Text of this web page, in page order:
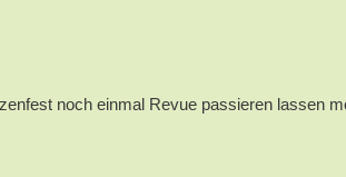
noch einmal Revue passieren lassen